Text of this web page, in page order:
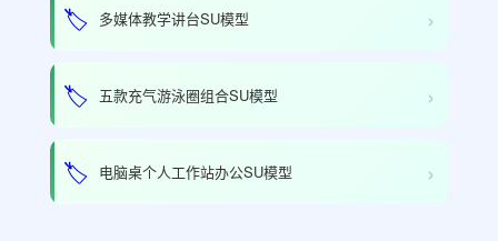
🏷️ 多媒体教学讲台SU模型 ›
🏷️ 五款充气游泳圈组合SU模型 ›
🏷️ 电脑桌个人工作站办公SU模型 ›